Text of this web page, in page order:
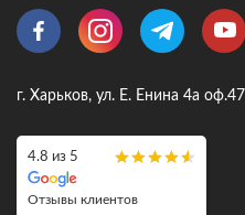
г. Харьков, ул. Е. Енина 4а оф.47
4.8 из 5
Отзывы клиентов